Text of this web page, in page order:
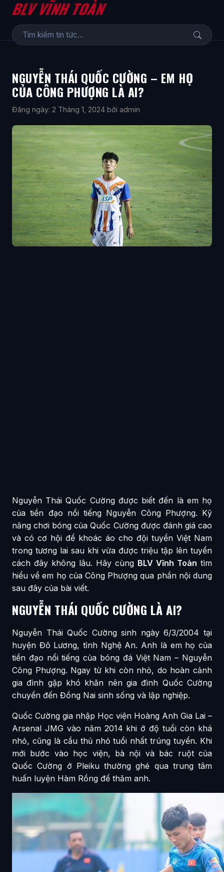
BLV VĨNH TOÀN
NGUYỄN THÁI QUỐC CƯỜNG – EM HỌ
CỦA CÔNG PHƯỢNG LÀ AI?
Đăng ngày: 2 Tháng 1, 2024 bởi admin
Nguyễn Thái Quốc Cường được biết đến là em họ
của tiền đạo nổi tiếng Nguyễn Công Phượng. Kỹ
năng chơi bóng của Quốc Cường được đánh giá cao
và có cơ hội để khoác áo cho đội tuyển Việt Nam
trong tương lai sau khi vừa được triệu tập lên tuyển
cách đây không lâu. Hãy cùng BLV Vĩnh Toàn tìm
hiểu về em họ của Công Phượng qua phần nội dung
sau đây của bài viết.
NGUYỄN THÁI QUỐC CƯỜNG LÀ AI?
Nguyễn Thái Quốc Cường sinh ngày 6/3/2004 tại
huyện Đô Lương, tỉnh Nghệ An. Anh là em họ của
tiền đạo nổi tiếng của bóng đá Việt Nam – Nguyễn
Công Phượng. Ngay từ khi còn nhỏ, do hoàn cảnh
gia đình gặp khó khăn nên gia đình Quốc Cường
chuyển đến Đồng Nai sinh sống và lập nghiệp.
Quốc Cường gia nhập Học viện Hoàng Anh Gia Lai –
Arsenal JMG vào năm 2014 khi ở độ tuổi còn khá
nhỏ, cũng là cầu thủ nhỏ tuổi nhất trúng tuyển. Khi
mới bước vào học viện, bà nội và bác ruột của
Quốc Cường ở Pleiku thường ghé qua trung tâm
huấn luyện Hàm Rồng để thăm anh.